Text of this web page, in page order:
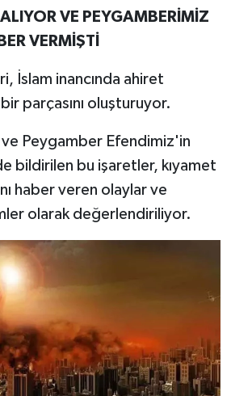
ALIYOR VE PEYGAMBERİMİZ
VERMİŞTİ
İslam inancında ahiret
bir parçasını oluşturuyor.
ve Peygamber Efendimiz'in
bildirilen bu işaretler, kıyamet
haber veren olaylar ve
olarak değerlendiriliyor.